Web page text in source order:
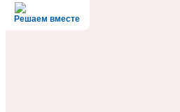
Решаем вместе